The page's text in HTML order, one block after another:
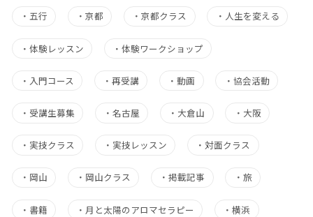
・ 五行 ・京都 ・京都クラス ・ 人生を変える
・ 体験レッスン ・体験ワークショップ
・ 入門コース ・再受講 ・動画 ・ 協会活動
・ 受講生募集 ・名古屋 ・ 大倉山 ・ 大阪
・ 実技クラス ・ 実技レッスン ・対面クラス
・ 岡山 ・ 岡山クラス ・掲載記事 ・ 旅
・ 書籍 ・ 月と太陽のアロマセラピー ・横浜